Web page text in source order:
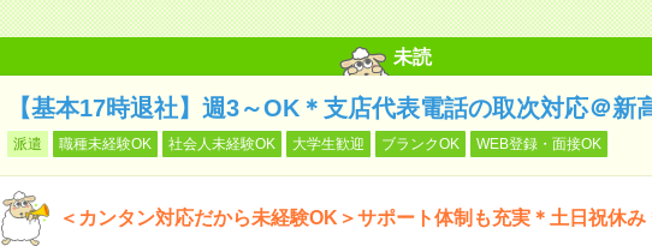
未読
【基本17時退社】週3～OK＊支店代表電話の取次対応＠新
派遣 職種未経験OK 社会人未経験OK 大学生歓迎 ブランクOK WEB登録・面接OK
＜カンタン対応だから未経験OK＞サポート体制も充実＊土日祝休み